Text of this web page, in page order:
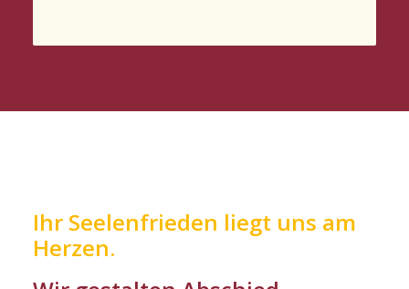
Ihr Seelenfrieden liegt uns am
Herzen.